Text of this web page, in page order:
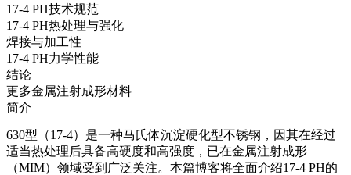
17-4 PH技术规范
17-4 PH热处理与强化
焊接与加工性
17-4 PH力学性能
结论
更多金属注射成形材料
简介
630型（17-4）是一种马氏体沉淀硬化型不锈钢，因其在经过
适当热处理后具备高硬度和高强度，已在金属注射成形
（MIM） 领域受到广泛关注。本篇博客将全面介绍17-4 PH的